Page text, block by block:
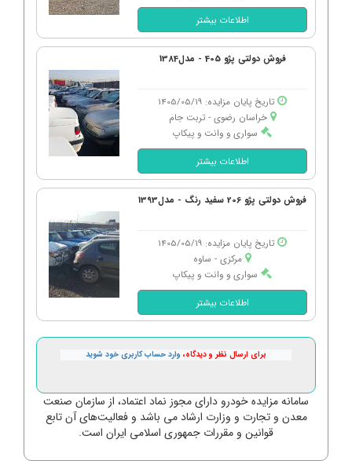
اطلاعات بیشتر
فروش دولتی پژو 405 - مدل1384
تاریخ پایان مزایده: 1405/05/19
خراسان رضوی - تربت جام
سواری و وانت و پیکاپ
اطلاعات بیشتر
فروش دولتی پژو 206 سفید رنگ - مدل1393
تاریخ پایان مزایده: 1405/05/19
مرکزی - ساوه
سواری و وانت و پیکاپ
اطلاعات بیشتر
برای ارسال نظر و دیدگاه، وارد حساب کاربری خود شوید
سامانه مزایده خودرو دارای مجوز نماد اعتماد، از سازمان صنعت
معدن و تجارت و وزارت ارشاد می باشد و فعالیت‌های آن تابع
قوانین و مقررات جمهوری اسلامی ایران است.